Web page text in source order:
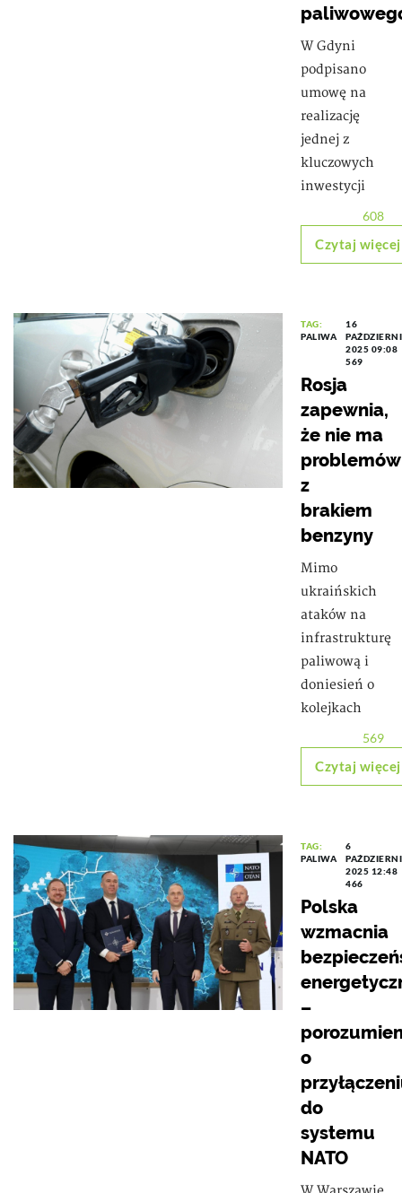
W Gdyni
podpisano
umowę na
realizację
jednej z
kluczowych
inwestycji
608
Czytaj więcej
TAG:
PALIWA
16
2025 09:08
569
Rosja
zapewnia,
że nie ma
problemów
z
brakiem
benzyny
Mimo
ukraińskich
ataków na
infrastrukturę
paliwową i
doniesień o
kolejkach
569
Czytaj więcej
TAG:
PALIWA
6
2025 12:48
466
Polska
wzmacnia
–
o
do
systemu
NATO